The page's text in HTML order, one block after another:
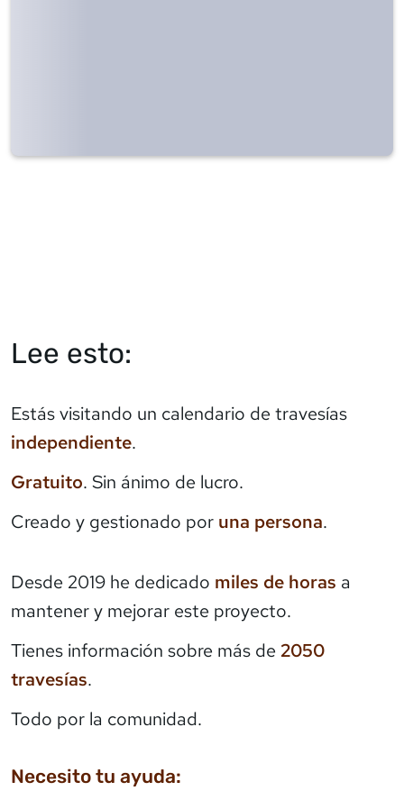
Lee esto:
Estás visitando un calendario de travesías
independiente.
Gratuito. Sin ánimo de lucro.
Creado y gestionado por una persona.
Desde 2019 he dedicado miles de horas a
mantener y mejorar este proyecto.
Tienes información sobre más de 2050
travesías.
Todo por la comunidad.
Necesito tu ayuda: